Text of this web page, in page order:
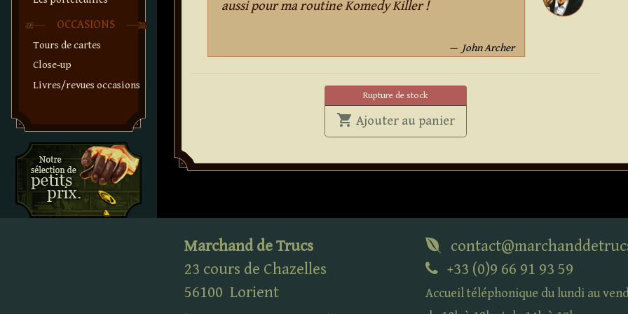
OCCASIONS
Tours de cartes
Close-up
Livres/revues occasions
aussi pour ma routine Komedy Killer !
John Archer
Rupture de stock
shopping_cart Ajouter au panier' . Pro 4 Wallet . '
Marchand de Trucs
23 cours de Chazelles
56100 Lorient
+33 (0)9 66 91 93 59
Accueil téléphonique du lundi au